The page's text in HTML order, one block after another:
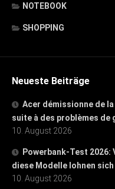
NOTEBOOK
SHOPPING
Neueste Beiträge
Acer démissionne de
suite à des problèmes de
10. August 2026
Powerbank-Test 2026:
diese Modelle lohnen sich
10. August 2026